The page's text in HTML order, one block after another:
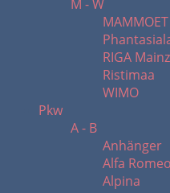
M - W
MAMMOET
RIGA Mainz
Ristimaa
WIMO
Pkw
A - B
Anhänger
Alfa Romeo
Alpina